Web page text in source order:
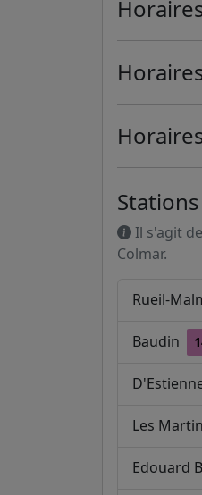
Il s'agit
Colmar.
Rueil-
Baudin
Les
Edouard